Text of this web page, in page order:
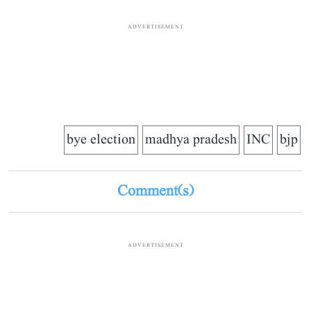
ADVERTISEMENT
bjp
INC
madhya pradesh
bye election
Comment(s)
ADVERTISEMENT